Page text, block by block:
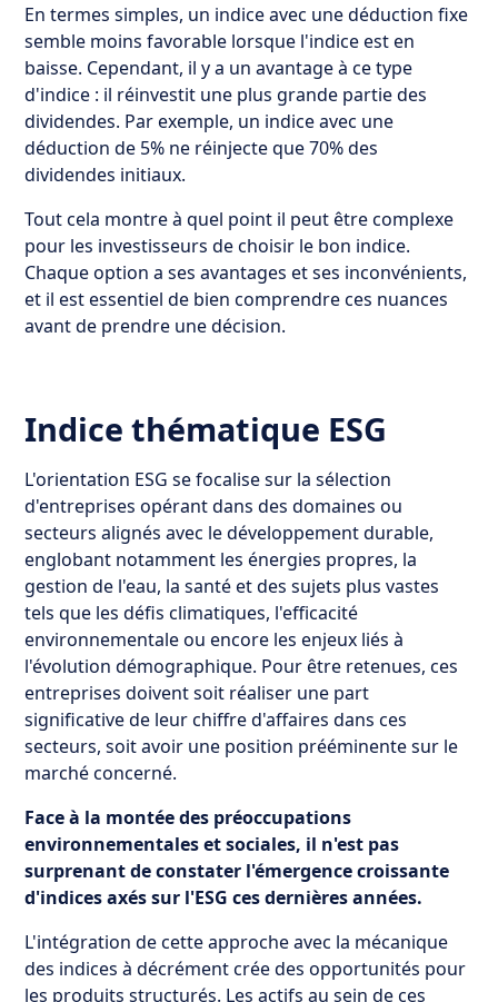
En termes simples, un indice avec une déduction fixe
semble moins favorable lorsque l'indice est en
baisse. Cependant, il y a un avantage à ce type
d'indice : il réinvestit une plus grande partie des
dividendes. Par exemple, un indice avec une
déduction de 5% ne réinjecte que 70% des
dividendes initiaux.
Tout cela montre à quel point il peut être complexe
pour les investisseurs de choisir le bon indice.
Chaque option a ses avantages et ses inconvénients,
et il est essentiel de bien comprendre ces nuances
avant de prendre une décision.
Indice thématique ESG
L'orientation ESG se focalise sur la sélection
d'entreprises opérant dans des domaines ou
secteurs alignés avec le développement durable,
englobant notamment les énergies propres, la
gestion de l'eau, la santé et des sujets plus vastes
tels que les défis climatiques, l'efficacité
environnementale ou encore les enjeux liés à
l'évolution démographique. Pour être retenues, ces
entreprises doivent soit réaliser une part
significative de leur chiffre d'affaires dans ces
secteurs, soit avoir une position prééminente sur le
marché concerné.
Face à la montée des préoccupations
environnementales et sociales, il n'est pas
surprenant de constater l'émergence croissante
d'indices axés sur l'ESG ces dernières années.
L'intégration de cette approche avec la mécanique
des indices à décrément crée des opportunités pour
les produits structurés. Les actifs au sein de ces